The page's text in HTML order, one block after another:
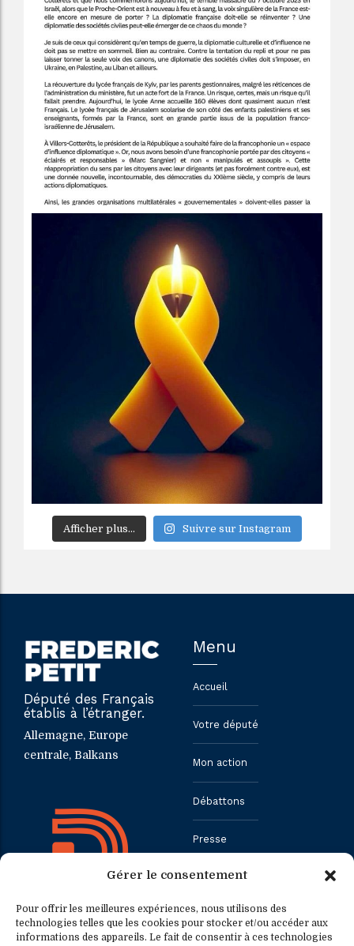
Gérer le consentement
Pour offrir les meilleures expériences, nous utilisons des
technologies telles que les cookies pour stocker et/ou accéder aux
informations des appareils. Le fait de consentir à ces technologies
Afficher plus... Suivre sur Instagram
Député des Français
établis à l’étranger.
Allemagne, Europe
centrale, Balkans
Menu
Accueil
Votre député
Mon action
Débattons
Presse
Contact